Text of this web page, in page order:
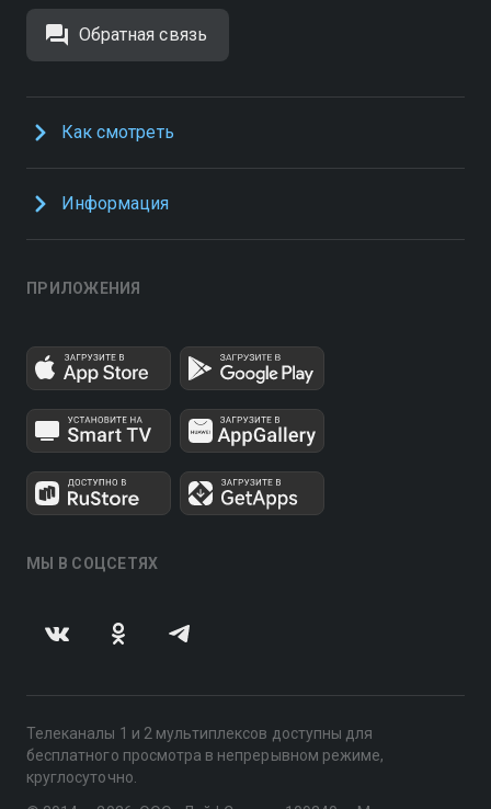
Обратная связь
Как смотреть
Информация
ПРИЛОЖЕНИЯ
МЫ В СОЦСЕТЯХ
Телеканалы 1 и 2 мультиплексов доступны для
бесплатного просмотра в непрерывном режиме,
круглосуточно.